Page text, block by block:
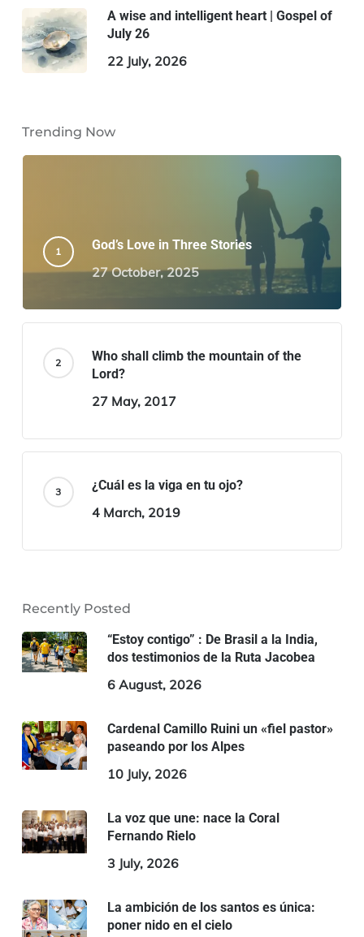
A wise and intelligent heart | Gospel of
July 26
22 July, 2026
Trending Now
God’s Love in Three Stories
27 October, 2025
Who shall climb the mountain of the
Lord?
27 May, 2017
¿Cuál es la viga en tu ojo?
4 March, 2019
Recently Posted
“Estoy contigo” : De Brasil a la India,
dos testimonios de la Ruta Jacobea
6 August, 2026
Cardenal Camillo Ruini un «fiel pastor»
paseando por los Alpes
10 July, 2026
La voz que une: nace la Coral
Fernando Rielo
3 July, 2026
La ambición de los santos es única:
poner nido en el cielo